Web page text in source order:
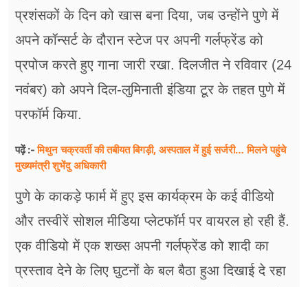
फूड
सेहत
ब्‍यूटी
अन्य खबरें
प्रशंसकों के दिन को खास बना दिया, जब उन्होंने पुणे में
अपने कॉन्सर्ट के दौरान स्टेज पर अपनी गर्लफ्रेंड को
प्रपोज करते हुए गाना जारी रखा. दिलजीत ने रविवार (24
नवंबर) को अपने दिल-लुमिनाती इंडिया टूर के तहत पुणे में
परफॉर्म किया.
पढ़ें :-मिथुन चक्रवर्ती की तबीयत बिगड़ी, अस्पताल में हुई सर्जरी… मिलने पहुंचे
मुख्यमंत्री शुभेंदु अधिकारी
पुणे के काकड़े फार्म में हुए इस कार्यक्रम के कई वीडियो
और तस्वीरें सोशल मीडिया प्लेटफॉर्म पर वायरल हो रही हैं.
एक वीडियो में एक शख्स अपनी गर्लफ्रेंड को शादी का
प्रस्ताव देने के लिए घुटनों के बल बैठा हुआ दिखाई दे रहा